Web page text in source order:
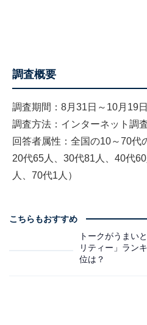
調査概要
調査期間：8月31日～10月19日
調査方法：インターネット調
回答者属性：全国の10～70代
20代65人、30代81人、40代
人、70代1人）
こちらもおすすめ
トークがうまい
リティー」ラン
位は？